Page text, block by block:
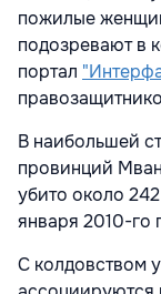
пожилые
подозревают в
портал
В наибольшей
провинций
убито около
января 2010-го
С колдовством